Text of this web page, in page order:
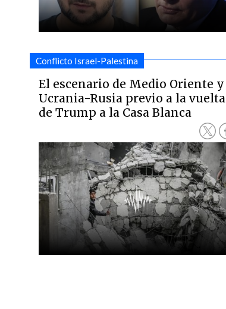
Conflicto Israel-Palestina
El escenario de Medio Oriente y
Ucrania-Rusia previo a la vuelta
de Trump a la Casa Blanca